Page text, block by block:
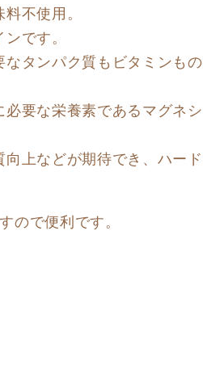
不使用。
です。
タンパク質もビタミンも
要な栄養素であるマグネ
上などが期待でき、ハー
ので便利です。